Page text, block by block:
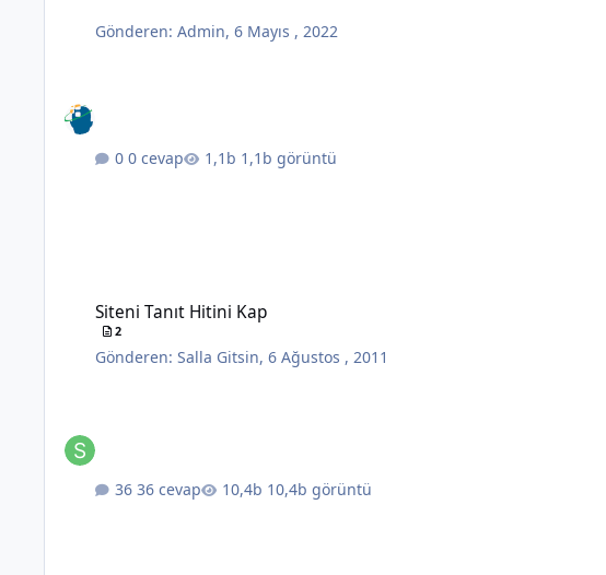
Gönderen:Admin,6 Mayıs , 2022
0 cevap 1,1b görüntü
Siteni Tanıt Hitini Kap
2
Gönderen:Salla Gitsin,6 Ağustos , 2011
36 cevap 10,4b görüntü